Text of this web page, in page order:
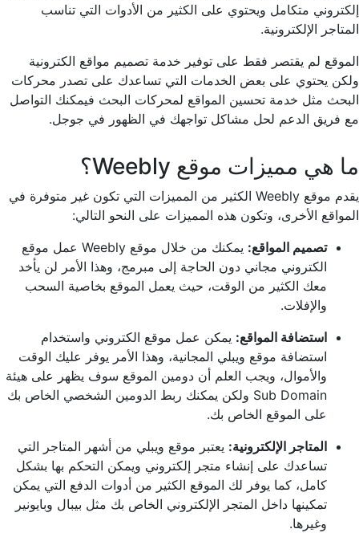
إلكتروني متكامل ويحتوي على الكثير من الأدوات التي تناسب
المتاجر الإلكترونية.
الموقع لم يقتصر فقط على توفير خدمة تصميم مواقع الكترونية
ولكن يحتوي على بعض الخدمات التي تساعدك على تصدر محركات
البحث مثل خدمة تحسين المواقع لمحركات البحث فيمكنك التواصل
مع فريق الدعم لحل مشاكل تواجهك في الظهور في جوجل.
ما هي مميزات موقع Weebly؟
يقدم موقع Weebly الكثير من المميزات التي تكون غير متوفرة في
المواقع الأخرى، وتكون هذه المميزات على النحو التالي:
تصميم المواقع:
يمكنك من خلال موقع Weebly عمل موقع
الكتروني مجاني دون الحاجة إلى مبرمج، وهذا الأمر لن يأخد
معك الكثير من الوقت، حيث يعمل الموقع بخاصية السحب
والإفلات.
استضافة المواقع: يمكن عمل موقع الكتروني واستخدام
استضافة موقع ويبلي المجانية، وهذا الأمر يوفر عليك الوقت
والأموال، ويجب العلم أن دومين الموقع سوف يظهر على هيئة
Sub Domain ولكن يمكنك ربط الدومين الشخصي الخاص بك
على الموقع الخاص بك.
المتاجر الإلكترونية: يعتبر موقع ويبلي من أشهر المتاجر التي
تساعدك على إنشاء متجر إلكتروني ويمكن التحكم بها بشكل
كامل، كما يوفر لك الموقع الكثير من أدوات الدفع التي يمكن
تمكينها داخل المتجر الإلكتروني الخاص بك مثل بيبال وبايونير
وغيرها.